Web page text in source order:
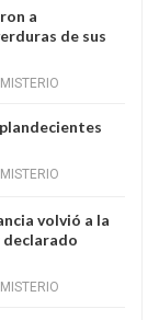
a
de sus
volvió a la
declarado